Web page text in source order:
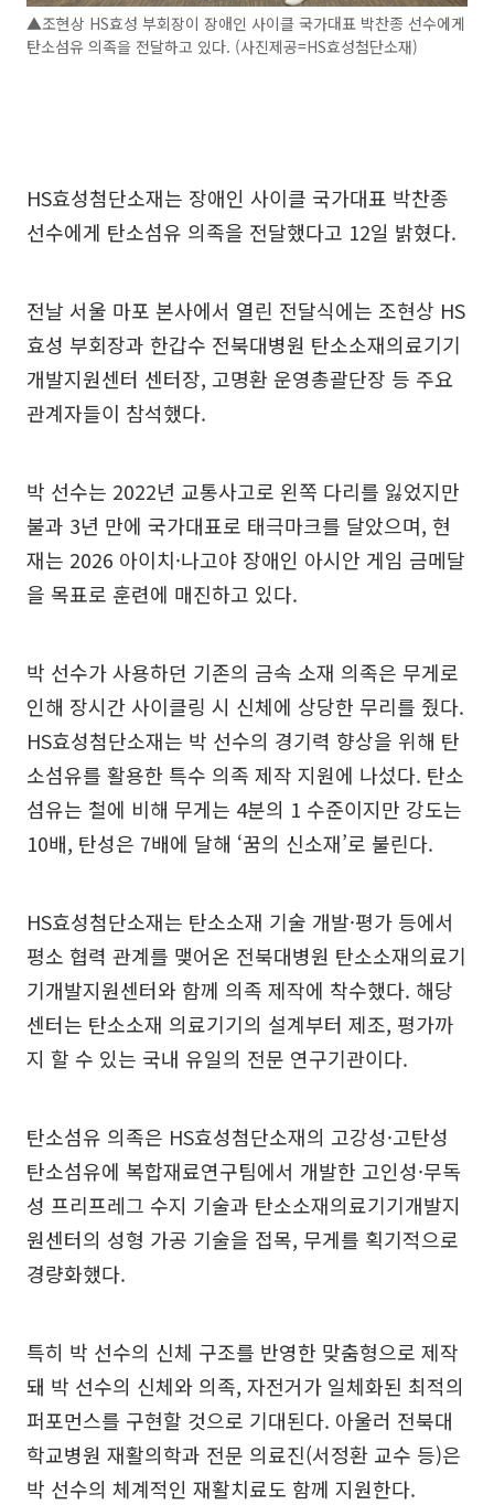
▲조현상 HS효성 부회장이 장애인 사이클 국가대표 박찬종 선수에게
탄소섬유 의족을 전달하고 있다. (사진제공=HS효성첨단소재)
HS효성첨단소재는 장애인 사이클 국가대표 박찬종
선수에게 탄소섬유 의족을 전달했다고 12일 밝혔다.
전날 서울 마포 본사에서 열린 전달식에는 조현상 HS
효성 부회장과 한갑수 전북대병원 탄소소재의료기기
개발지원센터 센터장, 고명환 운영총괄단장 등 주요
관계자들이 참석했다.
박 선수는 2022년 교통사고로 왼쪽 다리를 잃었지만
불과 3년 만에 국가대표로 태극마크를 달았으며, 현
재는 2026 아이치·나고야 장애인 아시안 게임 금메달
을 목표로 훈련에 매진하고 있다.
박 선수가 사용하던 기존의 금속 소재 의족은 무게로
인해 장시간 사이클링 시 신체에 상당한 무리를 줬다.
HS효성첨단소재는 박 선수의 경기력 향상을 위해 탄
소섬유를 활용한 특수 의족 제작 지원에 나섰다. 탄소
섬유는 철에 비해 무게는 4분의 1 수준이지만 강도는
10배, 탄성은 7배에 달해 ‘꿈의 신소재’로 불린다.
HS효성첨단소재는 탄소소재 기술 개발·평가 등에서
평소 협력 관계를 맺어온 전북대병원 탄소소재의료기
기개발지원센터와 함께 의족 제작에 착수했다. 해당
센터는 탄소소재 의료기기의 설계부터 제조, 평가까
지 할 수 있는 국내 유일의 전문 연구기관이다.
탄소섬유 의족은 HS효성첨단소재의 고강성·고탄성
탄소섬유에 복합재료연구팀에서 개발한 고인성·무독
성 프리프레그 수지 기술과 탄소소재의료기기개발지
원센터의 성형 가공 기술을 접목, 무게를 획기적으로
경량화했다.
특히 박 선수의 신체 구조를 반영한 맞춤형으로 제작
돼 박 선수의 신체와 의족, 자전거가 일체화된 최적의
퍼포먼스를 구현할 것으로 기대된다. 아울러 전북대
학교병원 재활의학과 전문 의료진(서정환 교수 등)은
박 선수의 체계적인 재활치료도 함께 지원한다.